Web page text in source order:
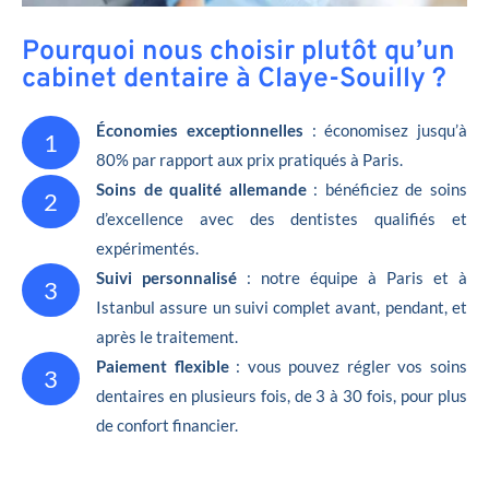
Pourquoi nous choisir plutôt qu’un
cabinet dentaire à Claye-Souilly ?
1 Économies exceptionnelles : économisez jusqu’à
80% par rapport aux prix pratiqués à Paris.
2 Soins de qualité allemande: bénéficiez de soins
d’excellence avec des dentistes qualifiés et
expérimentés.
3 Suivi personnalisé : notre équipe à Paris et à
Istanbul assure un suivi complet avant, pendant, et
après le traitement.
3 Paiement flexible: vous pouvez régler vos soins
dentaires en plusieurs fois, de 3 à 30 fois, pour plus
de confort financier.